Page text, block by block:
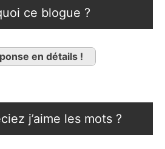
ce blogue ?
en détails !
j’aime les mots ?